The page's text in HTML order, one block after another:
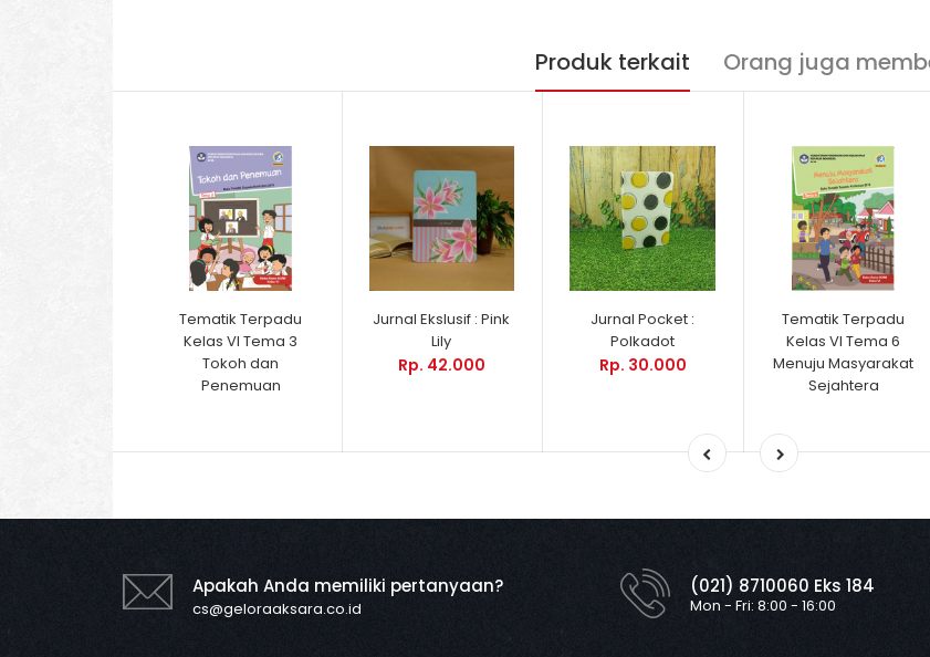
Produk terkait Orang juga
Tematik Terpadu
Kelas VI Tema 3
Tokoh dan
Penemuan
Jurnal Ekslusif : Pink
Lily
Rp. 42.000
Jurnal Pocket :
Polkadot
Rp. 30.000
Tematik Terpadu
Kelas VI Tema 6
Menuju Masyarakat
Sejahtera
Apakah Anda memiliki pertanyaan?
cs@geloraaksara.co.id
(021) 8710060 Eks 184
Mon - Fri: 8:00 - 16:00